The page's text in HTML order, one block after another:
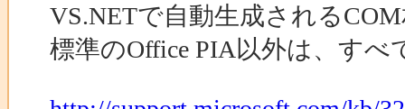
VS.NETで自動生成される
標準のOffice PIA以外は、す